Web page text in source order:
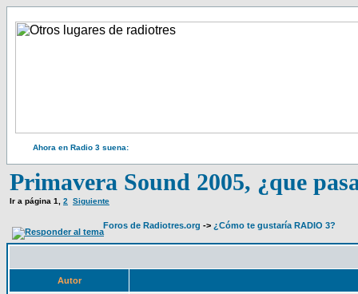
Ahora en Radio 3 suena:
Primavera Sound 2005, ¿que
Ir a página 1 2 Siguiente
Foros de Radiotres.org -> ¿Cómo te gustaría RADIO 3?
Autor